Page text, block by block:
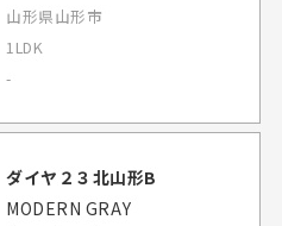
山形県山形市
1LDK
-
ダイヤ２３北山形B
MODERN GRAY